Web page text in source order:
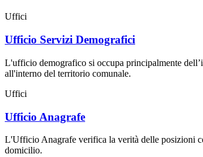
Uffici
Ufficio Servizi Demografici
L'ufficio demografico si occupa principalmente
all'interno del territorio comunale.
Uffici
Ufficio Anagrafe
L'Ufficio Anagrafe verifica la verità delle posizioni
domicilio.